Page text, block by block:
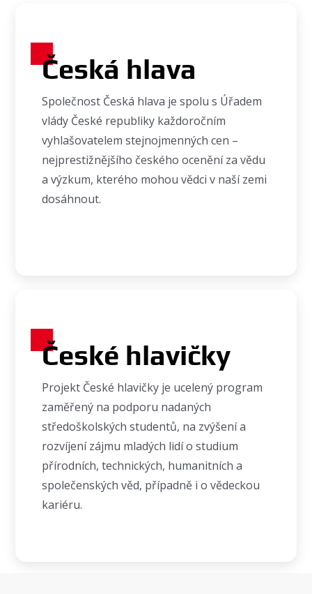
Česká hlava
Společnost Česká hlava je spolu s Úřadem
vlády České republiky každoročním
vyhlašovatelem stejnojmenných cen –
nejprestižnějšího českého ocenění za vědu
a výzkum, kterého mohou vědci v naší zemi
dosáhnout.
České hlavičky
Projekt České hlavičky je ucelený program
zaměřený na podporu nadaných
středoškolských studentů, na zvýšení a
rozvíjení zájmu mladých lidí o studium
přírodních, technických, humanitních a
společenských věd, případně i o vědeckou
kariéru.